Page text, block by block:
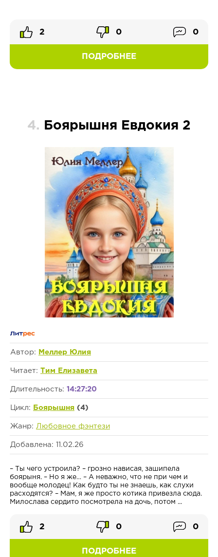
ПОДРОБНЕЕ
2 0 0
4. Боярышня Евдокия 2
Автор: Меллер Юлия
Читает: Тим Елизавета
Длительность: 14:27:20
Цикл: Боярышня (4)
Жанр: Любовное фэнтези
Добавлена: 11.02.26
– Ты чего устроила? – грозно нависая, зашипела
боярыня. – Но я же… – А неважно, что не при чем и
вообще молодец! Как будто ты не знаешь, как слухи
расходятся? – Мам, я же просто котика привезла сюда.
Милослава сердито посмотрела на дочь, потом ...
ПОДРОБНЕЕ
2 0 0